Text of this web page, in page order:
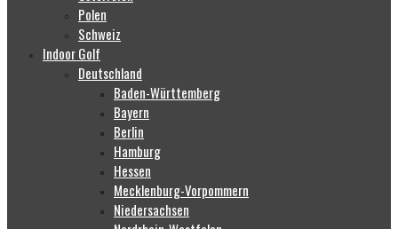
Polen
Schweiz
Indoor Golf
Deutschland
Baden-Württemberg
Bayern
Berlin
Hamburg
Hessen
Mecklenburg-Vorpommern
Niedersachsen